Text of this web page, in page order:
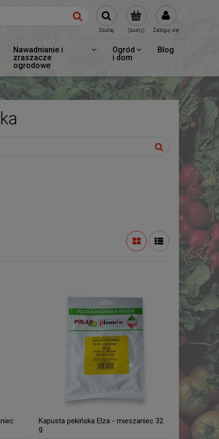
(pusty) Zaloguj się
Szukaj
Nawadnianie i
zraszacze
ogrodowe
Ogród
i dom
Blog
Kapusta pekińska Elza - mieszaniec 32
g